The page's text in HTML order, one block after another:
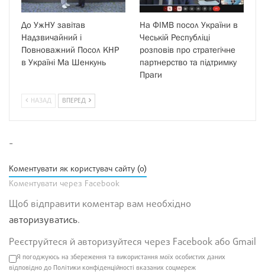
До УжНУ завітав
Надзвичайний і
Повноважний Посол КНР
в Україні Ма Шенкунь
На ФІМВ посол України в
Чеській Республіці
розповів про стратегічне
партнерство та підтримку
Праги
НАЗАД ВПЕРЕД
-
Коментувати як користувач сайту (0)
Коментувати через Facebook
Щоб відправити коментар вам необхідно
авторизуватись.
Реєструйтеся й авторизуйтеся через Facebook або Gmail
Я погоджуюсь на збереження та використання моїх особистих даних
відповідно до Політики конфіденційності вказаних соцмереж